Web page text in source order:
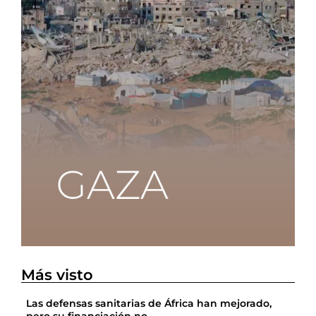
Más visto
Las defensas sanitarias de África han mejorado,